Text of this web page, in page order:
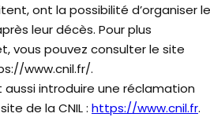
ont la possibilité d’organiser le
leur décès. Pour plus
vous pouvez consulter le site
www.cnil.fr/.
introduire une réclamation
de la CNIL : https://www.cnil.fr.